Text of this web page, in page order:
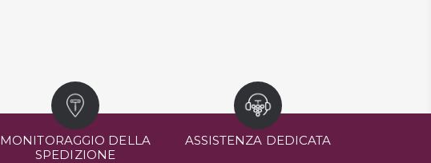
MONITORAGGIO DELLA
SPEDIZIONE
ASSISTENZA DEDICATA